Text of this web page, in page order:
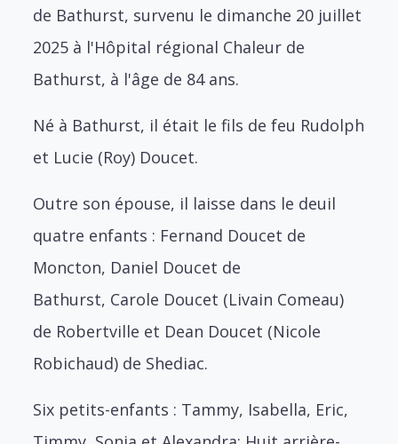
de Bathurst, survenu le dimanche 20 juillet
2025 à l'Hôpital régional Chaleur de
Bathurst, à l'âge de 84 ans.
Né à Bathurst, il était le fils de feu Rudolph
et Lucie (Roy) Doucet.
Outre son épouse, il laisse dans le deuil
quatre enfants : Fernand Doucet de
Moncton, Daniel Doucet de
Bathurst, Carole Doucet (Livain Comeau)
de Robertville et Dean Doucet (Nicole
Robichaud) de Shediac.
Six petits-enfants : Tammy, Isabella, Eric,